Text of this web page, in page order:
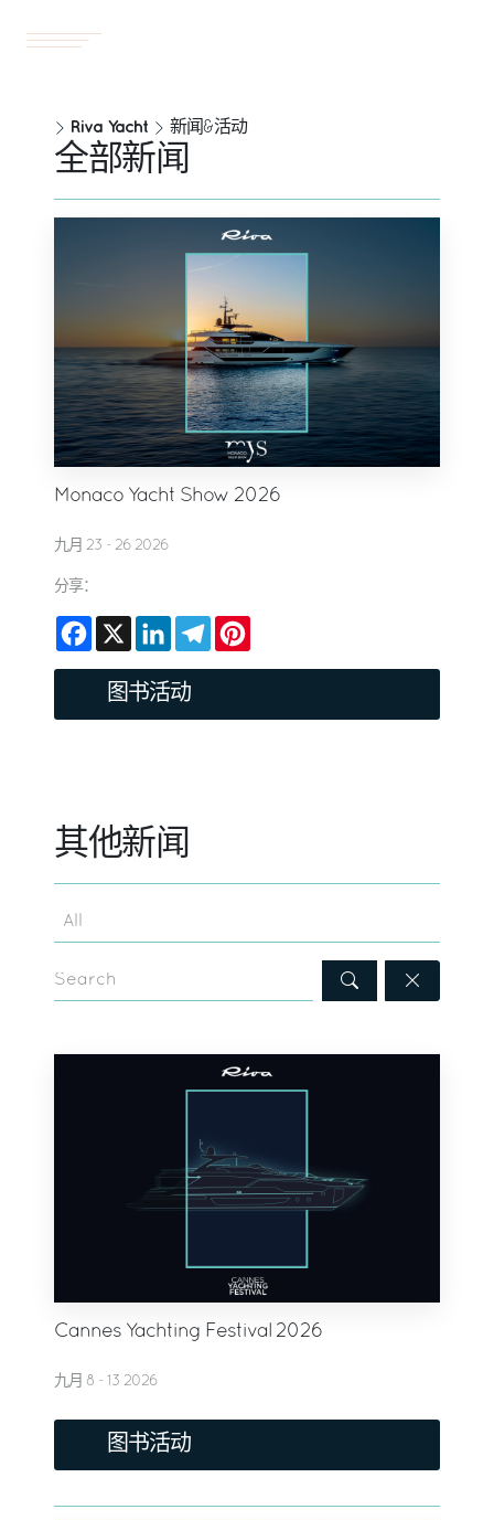
Riva Yacht 新闻&活动
全部新闻
Monaco Yacht Show 2026
九月 23 - 26 2026
分享：
Facebook
X LinkedInTelegram
图书活动
其他新闻
Search
Cannes Yachting Festival 2026
九月 8 - 13 2026
图书活动